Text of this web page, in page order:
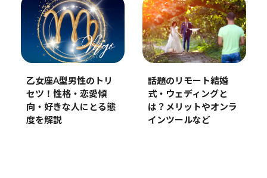
乙女座A型男性のトリ
セツ！性格・恋愛傾
向・好きな人にとる態
度を解説
話題のリモート結婚
式・ウェディングと
は？メリットやオンラ
インツールなど